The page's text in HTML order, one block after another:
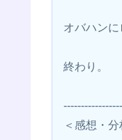
オバハンに
終わり。
＜感想・分